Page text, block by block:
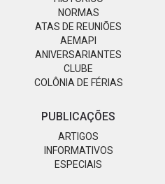
NORMAS
ATAS DE REUNIÕES
AEMAPI
ANIVERSARIANTES
CLUBE
COLÔNIA DE FÉRIAS
PUBLICAÇÕES
ARTIGOS
INFORMATIVOS
ESPECIAIS